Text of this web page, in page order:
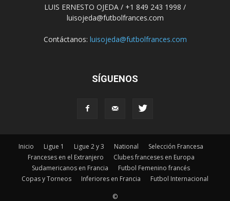
LUIS ERNESTO OJEDA / +1 849 243 1998 /
luisojeda@futbolfrances.com
Contáctanos: luisojeda@futbolfrances.com
SÍGUENOS
Inicio Ligue 1 Ligue 2 y 3 National
Selección Francesa
Franceses en el Extranjero
Clubes franceses en Europa
Sudamericanos en Francia
Futbol Femenino francés
Copas y Torneos
Inferiores en Francia Futbol Internacional
©